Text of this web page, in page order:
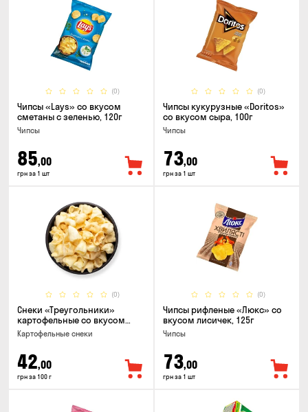
(0)
Чипсы «Lays» со вкусом
сметаны с зеленью, 120г
Чипсы
85,00
грн за 1 шт
(0)
Чипсы кукурузные «Doritos»
со вкусом сыра, 100г
Чипсы
73,00
грн за 1 шт
(0)
Снеки «Треугольники»
картофельные со вкусом
сметаны с луком
Картофельные снеки
42,00
грн за 100 г
(0)
Чипсы рифленые «Люкс» со
вкусом лисичек, 125г
Чипсы
73,00
грн за 1 шт